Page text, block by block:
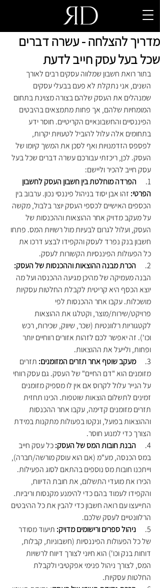
מדריך להצלחה - עשרה דברים
שכל בעל עסק חייב לדעת
בתור רואת חשבון שמלווה עסקים רבים לאורך
השנים, אני נתקלת לא פעם בבעלי עסקים
שמנהלים את העסק שלהם בצורה מצוינת בתחום
המומחיות שלהם, אך פחות מתמצאים בהיבטים
הפיננסיים והחשבונאיים הקריטיים. חוסר ידע
בתחומים אלה עלול להוביל לטעויות יקרות,
לפספס הזדמנויות ואף לסכן את המשך קיומו של
העסק. לכן, ריכזתי עבורכם עשרה דברים שכל בעל
עסק חייב להכיר וליישם:
1.
הפרדה מוחלטת בין חשבון העסק לחשבון
הפרטי: זהו אבן יסוד בניהול פיננסי נכון. ערבוב בין
הכספים האישיים לכספי העסק יוצר בלבול, מקשה
על מעקב מדויק אחר ההוצאות וההכנסות של
העסק, ועלול לגרום לבעיות מול רשויות המס. פתחו
חשבון בנק נפרד לעסק והקפידו לבצע דרכו את
כל הפעולות הפיננסיות הקשורות לעסק.
2.
הכרת מבנה ההוצאות וההכנסות של העסק:
הבנה מעמיקה של מהיכן מגיעה ההכנסה ועל מה
יוצא הכסף היא קריטית לקבלת החלטות עסקיות
מושכלות. עקבו אחר ההכנסות לפי
פרויקט/שירות/מוצר, וקטלגו את ההוצאות
לקטגוריות רלוונטיות (שכר, שיווק, שכירות, רכש
וכו'). זה יאפשר לכם לזהות אזורים רווחיים יותר
ופחות, ולייעל את ההוצאות.
3.
מעקב שוטף אחר תזרים המזומנים: תזרים
מזומנים הוא "דם החיים" של העסק. גם עסק רווחי
על הנייר עלול לקרוס אם אין לו מספיק מזומנים
זמינים לתשלום הוצאות שוטפות. הכינו תחזית
תזרים מזומנים קדימה, עקבו אחר ההכנסות
וההוצאות בפועל, ונקטו בפעולות מתקנות במידת
הצורך כדי למנוע חוסר.
4.
הבנת חובות המס של העסק: כל עסק חייב
במס הכנסה, מע"מ (אם הוא עוסק מורשה/חברה),
וייתכנו חובות מס נוספים בהתאם לסוג הפעילות.
הכירו את מועדי התשלום, את חובת הדיווח,
והקפידו לעמוד בהם כדי להימנע מקנסות וריביות.
התייעצו עם רואה חשבון כדי להבין את כל ההיבטים
הרלוונטיים לעסק שלכם.
5.
ניהול ספרים ורישומים מדויק: תיעוד מסודר
של כל הפעולות הפיננסיות (חשבוניות, קבלות,
דוחות בנק וכו') הוא חיוני לצורך דיווח לרשויות
המס, לצורך ניהול פנימי אפקטיבי ולקבלת
החלטות עסקיות.